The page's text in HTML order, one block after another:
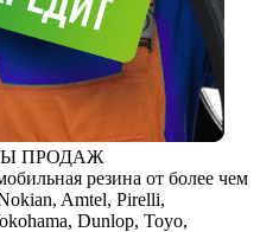
ПРОДАЖ
резина от более чем
Amtel, Pirelli,
Dunlop, Toyo,